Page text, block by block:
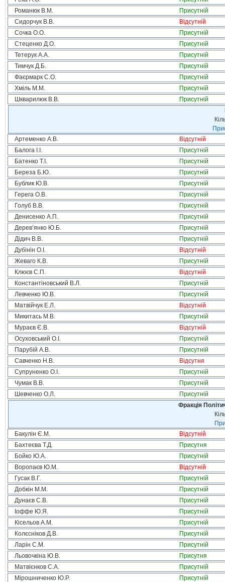
Романюк В.М.
Присутній
Сидорчук В.В.
Відсутній
Сочка О.О.
Присутній
Стеценко Д.О.
Присутній
Тетерук А.А.
Присутній
Тимчук Д.Б.
Присутній
Фаєрмарк С.О.
Присутній
Хміль М.М.
Присутній
Шкварилюк В.В.
Присутній
Артеменко А.В.
Відсутній
Балога І.І.
Присутній
Батенко Т.І.
Присутній
Береза Б.Ю.
Присутній
Бублик Ю.В.
Присутній
Герега О.В.
Присутній
Голуб В.В.
Присутній
Денисенко А.П.
Присутній
Дерев’янко Ю.Б.
Присутній
Дідич В.В.
Присутній
Дубінін О.І.
Відсутній
Жеваго К.В.
Присутній
Клюєв С.П.
Відсутній
Константіновський В.Л.
Присутній
Левченко Ю.В.
Присутній
Матвійчук Е.Л.
Відсутній
Микитась М.В.
Присутній
Мураєв Є.В.
Відсутній
Осуховський О.І.
Присутній
Парубій А.В.
Присутній
Савченко Н.В.
Відсутня
Супруненко О.І.
Присутній
Чумак В.В.
Присутній
Шевченко О.Л.
Присутній
Фракція
Бакулін Є.М.
Відсутній
Бахтеєва Т.Д.
Присутня
Бойко Ю.А.
Присутній
Воропаєв Ю.М.
Відсутній
Гусак В.Г.
Присутній
Добкін М.М.
Присутній
Дунаєв С.В.
Присутній
Іоффе Ю.Я.
Присутній
Кісельов А.М.
Присутній
Колєсніков Д.В.
Присутній
Ларін С.М.
Присутній
Льовочкіна Ю.В.
Присутня
Матвієнков С.А.
Присутній
Мірошниченко Ю.Р.
Присутній